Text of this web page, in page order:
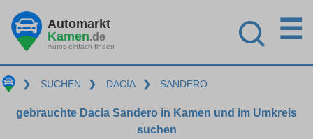
Automarkt
Kamen.de
Autos einfach finden
☰
❯ SUCHEN ❯ DACIA ❯ SANDERO
gebrauchte Dacia Sandero in Kamen und im Umkreis
suchen